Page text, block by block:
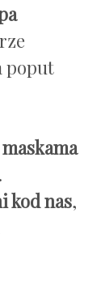
poput
kod nas,